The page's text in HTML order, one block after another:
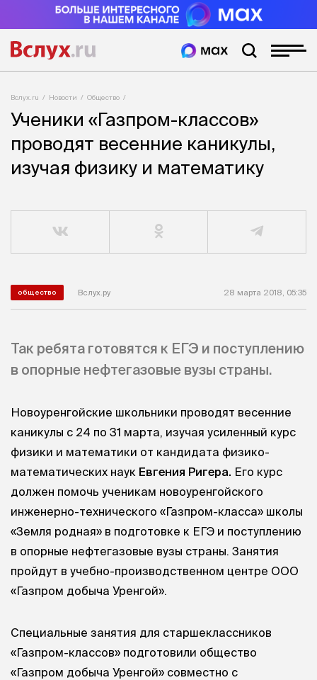
Вслух.ru Новости Общество
Ученики «Газпром-классов»
проводят весенние каникулы,
изучая физику и математику
общество Вслух.ру 28 марта 2018, 05:35
Так ребята готовятся к ЕГЭ и поступлению
в опорные нефтегазовые вузы страны.
Новоуренгойские школьники проводят весенние
каникулы с 24 по 31 марта, изучая усиленный курс
физики и математики от кандидата физико-
математических наук Евгения Ригера. Его курс
должен помочь ученикам новоуренгойского
инженерно-технического «Газпром-класса» школы
«Земля родная» в подготовке к ЕГЭ и поступлению
в опорные нефтегазовые вузы страны. Занятия
пройдут в учебно-производственном центре ООО
«Газпром добыча Уренгой».
Специальные занятия для старшеклассников
«Газпром-классов» подготовили общество
«Газпром добыча Уренгой» совместно с